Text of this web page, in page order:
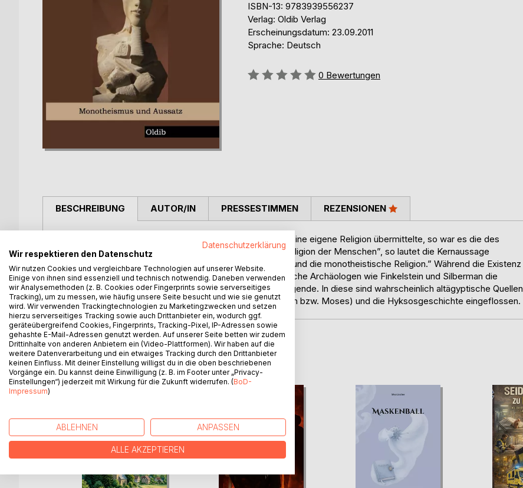
ISBN-13: 9783939556237
Verlag: Oldib Verlag
Erscheinungsdatum: 23.09.2011
Sprache: Deutsch
Bewertung::
0 Bewertungen
BESCHREIBUNG
“Wenn Moses ein Ägypter war, und wenn er den Juden seine eigene Religion übermittelte, so war es die des
Echnaton, die Aton Religion, die erste monotheistische Religion der Menschen”, so lautet die Kernaussage
Sigmunds Freuds in seinem Spätwerk “Der Mann Moses und die monotheistische Religion.” Während die Existenz
Echnatons historisch belegbar ist, halten moderne israelische Archäologen wie Finkelstein und Silberman die
Existenz Moses und seine Exodusgeschichte für eine Legende. In diese sind wahrscheinlich altägyptische Quellen
wie z.B. die Geschichte Manethos von Osarsiph (Echnaton bzw. Moses) und die Hyksosgeschichte eingeflossen.
AUTOR/IN PRESSESTIMMEN REZENSIONEN
WEITERE TITEL BEIBoD
Datenschutzerklärung
Wir respektieren den Datenschutz
Wir nutzen Cookies und vergleichbare Technologien auf unserer Website.
Einige von ihnen sind essenziell und technisch notwendig. Daneben verwenden
wir Analysemethoden (z. B. Cookies oder Fingerprints sowie serverseitiges
Tracking), um zu messen, wie häufig unsere Seite besucht und wie sie genutzt
wird. Wir verwenden Trackingtechnologien zu Marketingzwecken und setzen
hierzu serverseitiges Tracking sowie auch Drittanbieter ein, wodurch ggf.
geräteübergreifend Cookies, Fingerprints, Tracking-Pixel, IP-Adressen sowie
gehashte E-Mail-Adressen genutzt werden. Auf unserer Seite betten wir zudem
Drittinhalte von anderen Anbietern ein (Video-Plattformen). Wir haben auf die
weitere Datenverarbeitung und ein etwaiges Tracking durch den Drittanbieter
keinen Einfluss. Mit deiner Einstellung willigst du in die oben beschriebenen
Vorgänge ein. Du kannst deine Einwilligung (z. B. im Footer unter „Privacy-
Einstellungen“) jederzeit mit Wirkung für die Zukunft widerrufen. (BoD-
Impressum)
ABLEHNEN ANPASSEN
ALLE AKZEPTIEREN